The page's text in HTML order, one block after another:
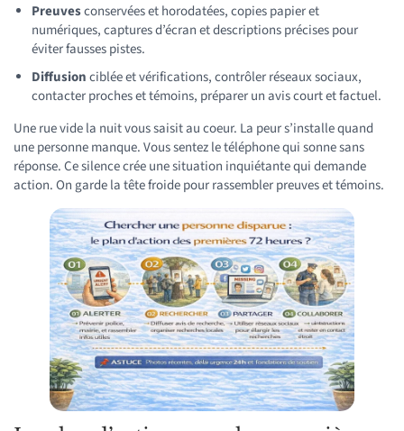
Preuvesconservées et horodatées, copies papier et
numériques, captures d’écran et descriptions précises pour
éviter fausses pistes.
Diffusionciblée et vérifications, contrôler réseaux sociaux,
contacter proches et témoins, préparer un avis court et factuel.
Une rue vide la nuit vous saisit au coeur. La peur s’installe quand
une personne manque. Vous sentez le téléphone qui sonne sans
réponse. Ce silence crée une situation inquiétante qui demande
action. On garde la tête froide pour rassembler preuves et témoins.